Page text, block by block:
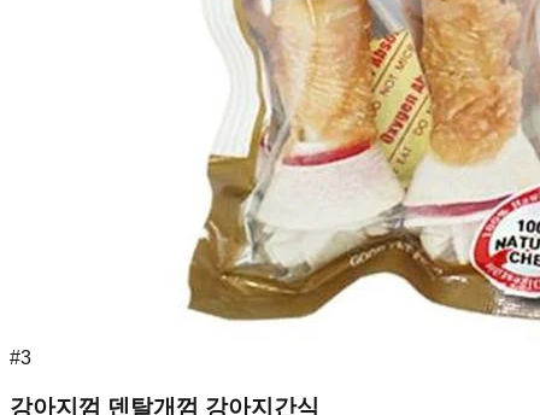
#3
강아지껌 덴탈개껌 강아지간식